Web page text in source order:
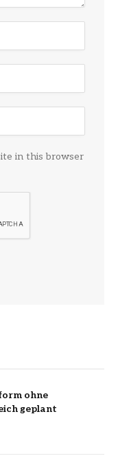
in this browser
ohne
geplant